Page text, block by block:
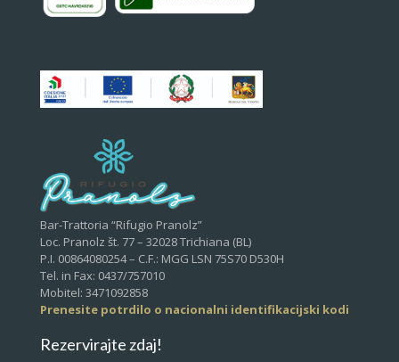
Bar-Trattoria “Rifugio Pranolz”
Loc. Pranolz št. 77 – 32028 Trichiana (BL)
P.I. 00864080254 – C.F.: MGG LSN 75S70 D530H
Tel. in Fax: 0437/757010
Mobitel: 3471092858
Prenesite potrdilo o nacionalni identifikacijski kodi
Rezervirajte zdaj!